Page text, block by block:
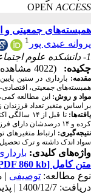
OPEN ACCESS
همبسته‌های جمعیتی و اقتصادی ـ
پروانه عیدی پور 1
1- دانشکده علوم اجتماعی، دانشگاه یزد، یزد، ایران
چکیده:
(4022 مشاهده)
مقدمه:
همبسته‌های جمعیتی،
مواد و روش:
بر اساس متغیر تعداد فرزندان
یافته‌ها:
کرده و ۱۴ درصدشان دارای فرزند بودند. عمده دختران دارای فرزند، تحصیل نکرده و بی‌سواد بودند، و در مناطق روستایی زندگی و عمدتا در استان‌های با سطح توسعه پایین در کشور سکونت داشتند.
نتیجه‌گیری: ارتباط متغیرهای
سواد اندک داشته و ترک
واژه‌های کلیدی:
متن کامل [PDF 860 kb]
نوع مطالعه: توصیفی |
دریافت: 1400/12/7 | پذیرش: 1401/1/23 | انتشار الکترونیک پیش از انتشار نهایی: 1401/2/18 | انتشار: 1401/2/20